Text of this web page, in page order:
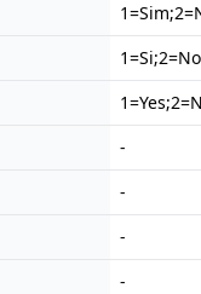
1=Si;2=No
-
-
-
-